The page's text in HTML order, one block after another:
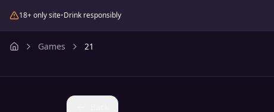
18+ only site•Drink responsibly
Games 21